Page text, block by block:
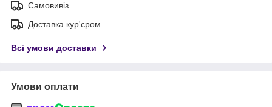
Самовивіз
Доставка кур'єром
Всі умови доставки
Умови оплати